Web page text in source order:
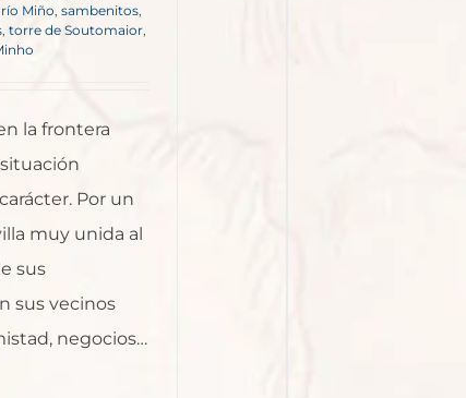
río Miño sambenitos
, torre de Soutomaior
la frontera
Por un
muy unida al
sus
sus vecinos
negocios…